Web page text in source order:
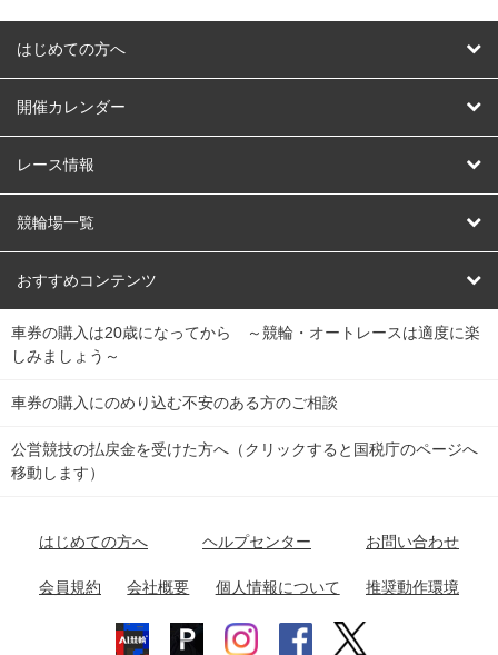
はじめての方へ
はじめての方へ
開催カレンダー
競輪
オートレース
競輪くじ
Dokanto!
チャリロトプラザ
レース情報
レース予想
レース結果
キャリーオーバー一覧
競輪場一覧
北日本 函館競輪場
関
東
弥彦競輪場 前橋競輪場 取手競輪場 宇都宮競輪場
関
東
小田原競輪場
名古屋競輪場 岐阜競輪場 大垣競輪場 豊橋競輪場
富山競輪場 松阪競輪場 四日市競輪場
福井競輪場 奈良競輪場 向日町競輪場
おすすめコンテンツ
競輪選手情報
Perfecta Navi
netkeirin
車券の購入は20歳になってから ～競輪・オートレースは適度に楽
しみましょう～
車券の購入にのめり込む不安のある方のご相談
公営競技の払戻金を受けた方へ（クリックすると国税庁のページへ
移動します）
はじめての方へ ヘルプセンター お問い合わせ
会員規約 会社概要 個人情報について 推奨動作環境